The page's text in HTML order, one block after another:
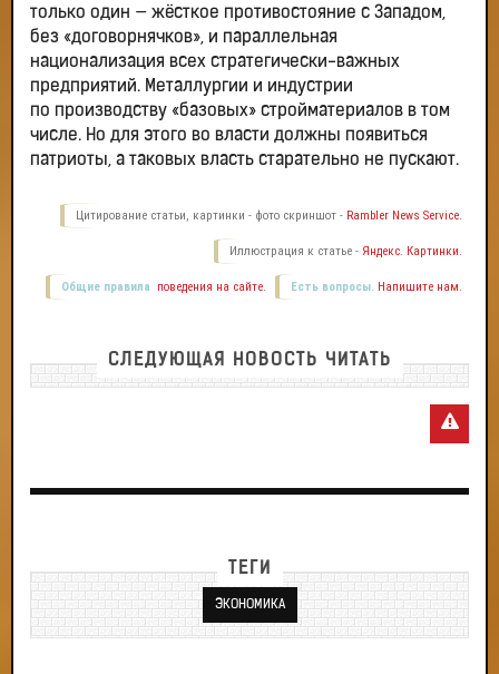
только один — жёсткое противостояние с Западом,
без «договорнячков», и параллельная
национализация всех стратегически-важных
предприятий. Металлургии и индустрии
по производству «базовых» стройматериалов в том
числе. Но для этого во власти должны появиться
патриоты, а таковых власть старательно не пускают.
Цитирование статьи, картинки - фото скриншот - Rambler News Service.
Иллюстрация к статье - Яндекс. Картинки.
Есть вопросы. Напишите нам.
Общие правила поведения на сайте.
СЛЕДУЮЩАЯ НОВОСТЬ ЧИТАТЬ
ТЕГИ
ЭКОНОМИКА